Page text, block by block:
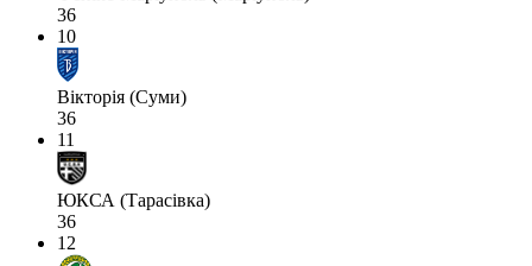
36
10
Вікторія (Суми)
36
11
ЮКСА (Тарасівка)
36
12